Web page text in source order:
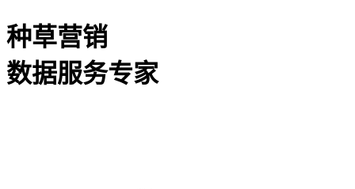
种草营销
数据服务专家